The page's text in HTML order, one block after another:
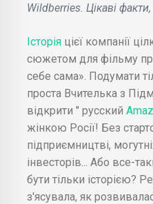
Wildberries. Цікаві
Історія цієї компанії
сюжетом для фільму
себе сама». Подумати
проста Вчителька з
відкрити " русский
жінкою Росії! Без
підприємництві,
інвесторів... Або все-
бути тільки історією?
з'ясувала, як